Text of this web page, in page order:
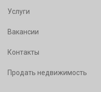
Услуги
Вакансии
Контакты
Продать недвижимость